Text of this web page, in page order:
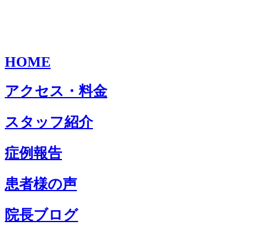
HOME
アクセス・料金
スタッフ紹介
症例報告
患者様の声
院長ブログ